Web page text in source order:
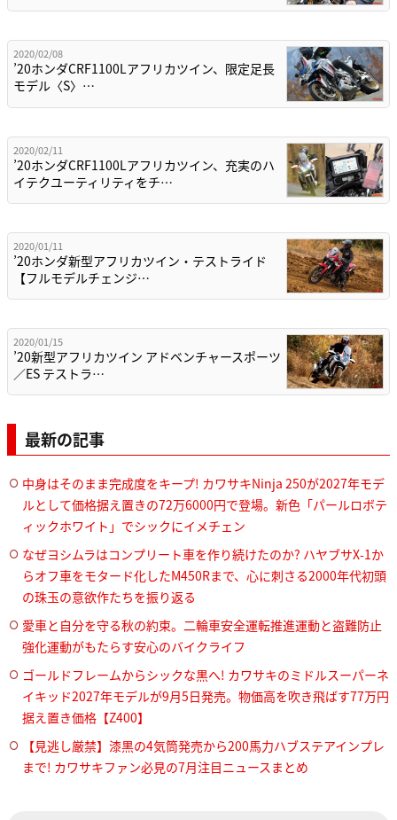
2020/02/08
’20ホンダCRF1100Lアフリカツイン、限定足長
モデル〈S〉…
2020/02/11
’20ホンダCRF1100Lアフリカツイン、充実のハ
イテクユーティリティをチ…
2020/01/11
’20ホンダ新型アフリカツイン・テストライド
【フルモデルチェンジ…
2020/01/15
’20新型アフリカツイン アドベンチャースポーツ
／ES テストラ…
最新の記事
中身はそのまま完成度をキープ! カワサキNinja 250が2027年モデ
ルとして価格据え置きの72万6000円で登場。新色「パールロボテ
ィックホワイト」でシックにイメチェン
なぜヨシムラはコンプリート車を作り続けたのか? ハヤブサX-1か
らオフ車をモタード化したM450Rまで、心に刺さる2000年代初頭
の珠玉の意欲作たちを振り返る
愛車と自分を守る秋の約束。二輪車安全運転推進運動と盗難防止
強化運動がもたらす安心のバイクライフ
ゴールドフレームからシックな黒へ! カワサキのミドルスーパーネ
イキッド2027年モデルが9月5日発売。物価高を吹き飛ばす77万円
据え置き価格【Z400】
【見逃し厳禁】漆黒の4気筒発売から200馬力ハブステアインプレ
まで! カワサキファン必見の7月注目ニュースまとめ